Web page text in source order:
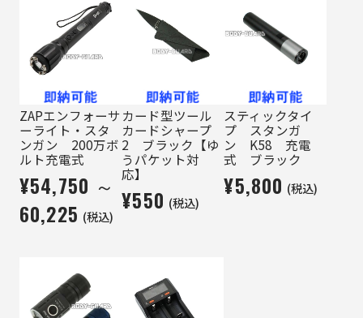
ZAPエンフォーサ
ーライト・スタ
ンガン 200万ボ
ルト充電式
¥54,750 ～
60,225 (税込)
カード型ツール
カードシャープ
2 ブラック【ゆ
うパケット対
応】
¥550 (税込)
スティックタイ
プ スタンガ
ン K58 充電
式 ブラック
¥5,800 (税込)